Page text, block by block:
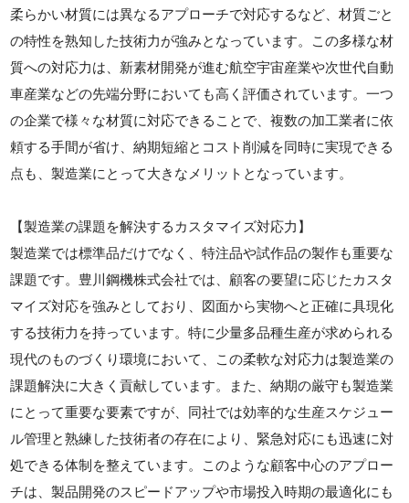
柔らかい材質には異なるアプローチで対応するなど、材質ごと
の特性を熟知した技術力が強みとなっています。この多様な材
質への対応力は、新素材開発が進む航空宇宙産業や次世代自動
車産業などの先端分野においても高く評価されています。一つ
の企業で様々な材質に対応できることで、複数の加工業者に依
頼する手間が省け、納期短縮とコスト削減を同時に実現できる
点も、製造業にとって大きなメリットとなっています。
【製造業の課題を解決するカスタマイズ対応力】
製造業では標準品だけでなく、特注品や試作品の製作も重要な
課題です。豊川鋼機株式会社では、顧客の要望に応じたカスタ
マイズ対応を強みとしており、図面から実物へと正確に具現化
する技術力を持っています。特に少量多品種生産が求められる
現代のものづくり環境において、この柔軟な対応力は製造業の
課題解決に大きく貢献しています。また、納期の厳守も製造業
にとって重要な要素ですが、同社では効率的な生産スケジュー
ル管理と熟練した技術者の存在により、緊急対応にも迅速に対
処できる体制を整えています。このような顧客中心のアプロー
チは、製品開発のスピードアップや市場投入時期の最適化にも